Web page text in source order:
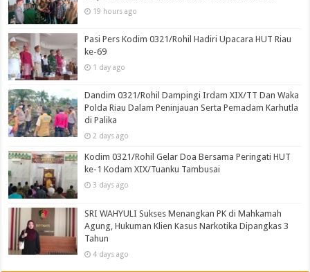
19 hours ago
Pasi Pers Kodim 0321/Rohil Hadiri Upacara HUT Riau
ke-69
1 day ago
Dandim 0321/Rohil Dampingi Irdam XIX/TT Dan Waka
Polda Riau Dalam Peninjauan Serta Pemadam Karhutla
di Palika
2 days ago
Kodim 0321/Rohil Gelar Doa Bersama Peringati HUT
ke-1 Kodam XIX/Tuanku Tambusai
3 days ago
SRI WAHYULI Sukses Menangkan PK di Mahkamah
Agung, Hukuman Klien Kasus Narkotika Dipangkas 3
Tahun
4 days ago